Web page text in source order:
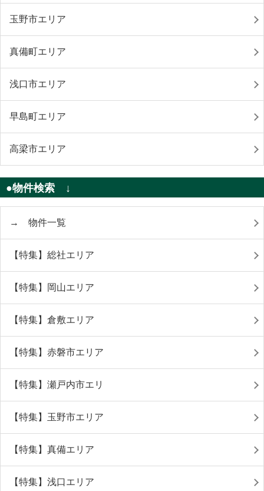
玉野市エリア
真備町エリア
浅口市エリア
早島町エリア
高梁市エリア
●物件検索 ↓
→ 物件一覧
【特集】総社エリア
【特集】岡山エリア
【特集】倉敷エリア
【特集】赤磐市エリア
【特集】瀬戸内市エリ
【特集】玉野市エリア
【特集】真備エリア
【特集】浅口エリア